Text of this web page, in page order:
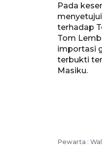
Pada
terhadap
Tom
importasi
terbukti
Masiku.
Pewarta :